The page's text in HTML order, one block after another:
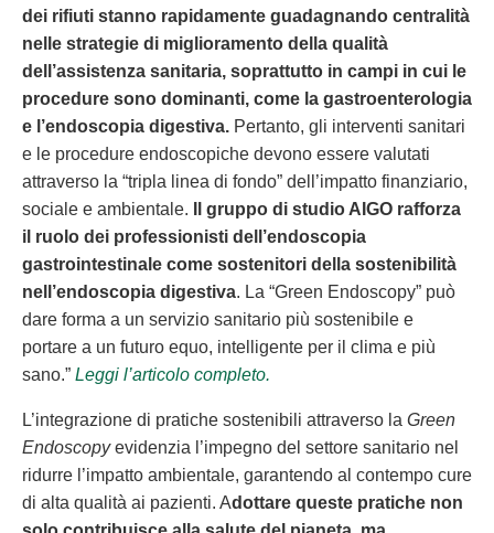
dei rifiuti stanno rapidamente guadagnando centralità
nelle strategie di miglioramento della qualità
dell’assistenza sanitaria, soprattutto in campi in cui le
procedure sono dominanti, come la gastroenterologia
e l’endoscopia digestiva. Pertanto, gli interventi sanitari
e le procedure endoscopiche devono essere valutati
attraverso la “tripla linea di fondo” dell’impatto finanziario,
sociale e ambientale.
Il gruppo di studio AIGO rafforza
il ruolo dei professionisti dell’endoscopia
gastrointestinale come sostenitori della sostenibilità
nell’endoscopia digestiva. La “Green Endoscopy” può
dare forma a un servizio sanitario più sostenibile e
portare a un futuro equo, intelligente per il clima e più
sano.” Leggi l’articolo completo.
L’integrazione di pratiche sostenibili attraverso la Green
Endoscopyevidenzia l’impegno del settore sanitario nel
ridurre l’impatto ambientale, garantendo al contempo cure
di alta qualità ai pazienti. Adottare queste pratiche non